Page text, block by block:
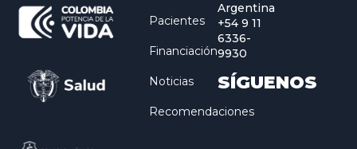
Pacientes
Financiación
Noticias
Recomendaciones
Argentina
+54 9 11
6336-
9930
SÍGUENOS